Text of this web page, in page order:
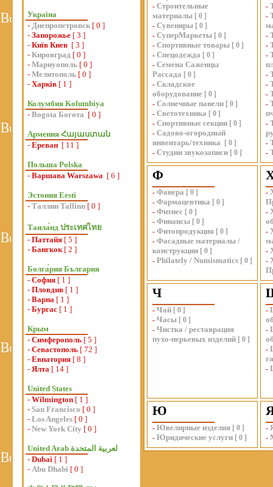
Україна
- Днепропетровск [ 0 ]
- Запорожье [ 3 ]
- Київ Киев [ 3 ]
- Кировград [ 0 ]
- Мариуополь [ 0 ]
- Мелитополь [ 0 ]
- Харків [ 1 ]
Колумбия Kolumbiya
- Bogota Богота [ 0 ]
Армения Հայաստան
- Ереван [ 11 ]
Польша Polska
- Варшава Warszawa [ 6 ]
Эстония Eesti
- Таллин Tallinn [ 0 ]
Таила́нд ประเทศไทย
- Паттайя [ 5 ]
- Бангкок[ 2 ]
Болга́рия България
- София [ 1 ]
- Пловдив [ 1 ]
- Варна [ 1 ]
- Бургас [ 1 ]
Крым
- Симферополь [ 5 ]
- Севастополь [ 72 ]
- Евпатория [ 8 ]
- Ялта [ 14 ]
United States
- Wilmington [ 1 ]
- San Francisco [ 0 ]
- Los Angeles [ 0 ]
- New York City [ 0 ]
- Dubai [ 1 ]
- Abu Dhabi [ 0 ]
- Строительные
материалы [ 0 ]
- Сувениры [ 0 ]
- СуперМаркеты [ 0 ]
- Спортивные товары [ 0 ]
- Спецодежда [ 0 ]
- Семена Саженцы
Рассада [ 0 ]
- Складское
оборудование [ 0 ]
- Солнечные панели [ 0 ]
- Светотехника [ 0 ]
- Спортивные секции [ 0 ]
- Садово-огородный
инвентарь/техника
[ 0 ]
- Студии звукозаписи [ 0 ]
-
-
-
-
-
-
-
-
-
-
-
-
Ф
- Фанера [ 0 ]
- Фармацевтика [ 0 ]
- Фитнес [ 0 ]
- Финансы [ 0 ]
- Фитопродукция [ 0 ]
- Фасадные материалы /
конструкции [ 0 ]
- Philately / Numismatics [ 0 ]
-
-
-
-
-
Ч
- Чай [ 0 ]
- Часы [ 0 ]
- Чистка / реставрация
пухо-перьевых изделий [ 0 ]
-
-
-
-
Ю
- Ювелирные изделия [ 0 ]
- Юридические услуги [ 0 ]
-
-